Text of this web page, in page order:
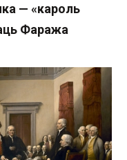
— «кароль
Фаража